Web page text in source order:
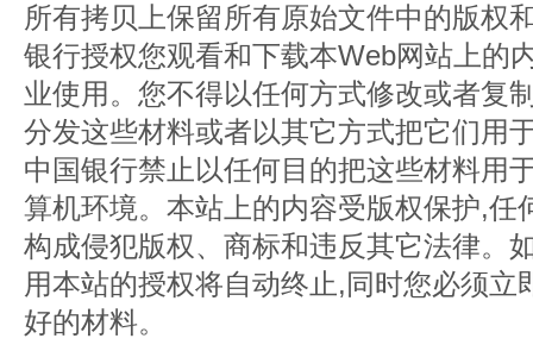
所有拷贝上保留所有原始文件中的版权
银行授权您观看和下载本Web网站上的
业使用。您不得以任何方式修改或者复
分发这些材料或者以其它方式把它们用
中国银行禁止以任何目的把这些材料用
算机环境。本站上的内容受版权保护,任
构成侵犯版权、商标和违反其它法律。
用本站的授权将自动终止,同时您必须立
好的材料。